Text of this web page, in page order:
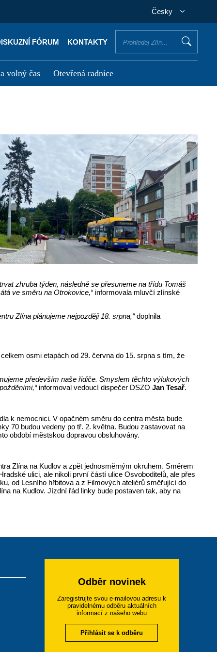
Česky
FÓRUM KONTAKTY
volný čas Otevřená radnice
zhruba týden, následně se přesuneme na třídu Tomáš
ve směru na Otrokovice,“ informovala mluvčí zlínské
Zlína plánujeme nejpozději 18. srpna,“doplnila
osmi etapách od 29. června do 15. srpna s tím, že
především naše řidiče. Smyslem těchto výlukových
informoval vedoucí dispečer DSZOJan Tesař.
k nemocnici. V opačném směru do centra města bude
70 budou vedeny po tř. 2. května. Budou zastavovat na
období městskou dopravou obsluhovány.
Zlína na Kudlov a zpět jednosměrným okruhem. Směrem
ulici, ale nikoli první částí ulice Osvoboditelů, ale přes
od Lesního hřbitova a z Filmových ateliérů směřující do
na Kudlov. Jízdní řád linky bude postaven tak, aby na
Odběr novinek
Zaregistrujte svou e-mailovou adresu k
pravidelnému odběru aktuálních
informací z našeho webu
Přihlásit se k odběru